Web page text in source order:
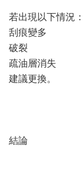
若出現以下情況：
刮痕變多
破裂
疏油層消失
建議更換。
結論